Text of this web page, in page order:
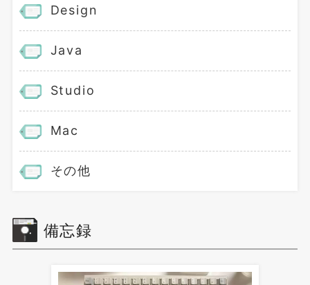
Design
Java
Studio
Mac
その他
備忘録